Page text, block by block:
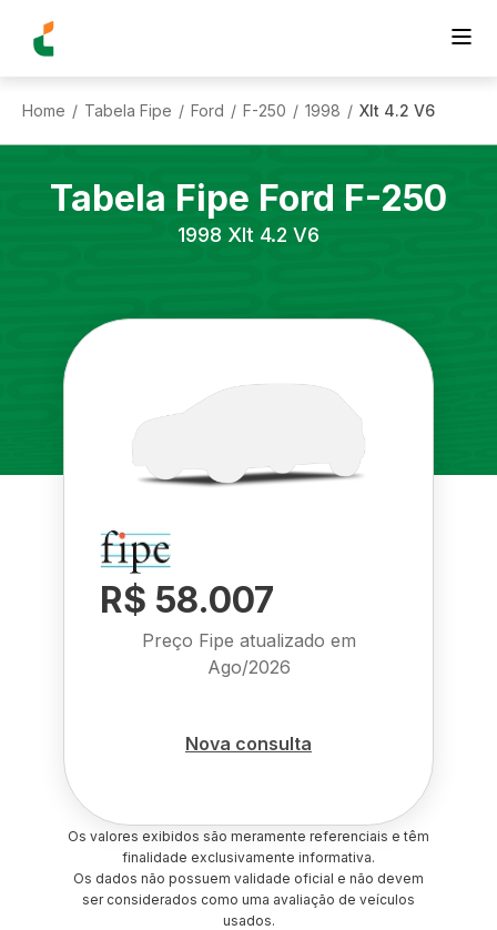
Home / Tabela Fipe / Ford / F-250 / 1998 / Xlt 4.2 V6
Tabela Fipe Ford F-250
1998 Xlt 4.2 V6
R$ 58.007
Preço Fipe atualizado em
Ago/2026
Nova consulta
Os valores exibidos são meramente referenciais e têm
finalidade exclusivamente informativa.
Os dados não possuem validade oficial e não devem
ser considerados como uma avaliação de veículos
usados.